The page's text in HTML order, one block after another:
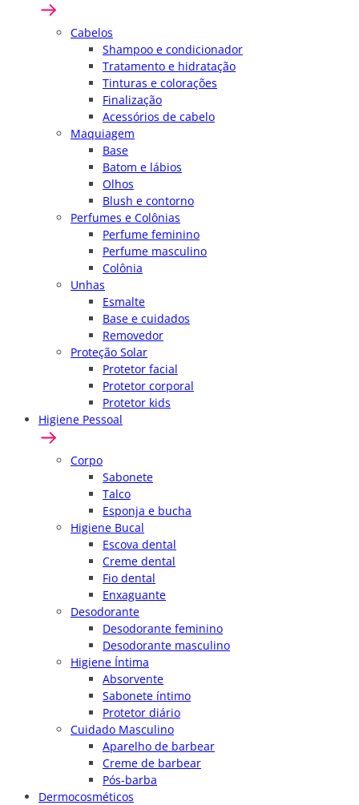
Cabelos
Shampoo e condicionador
Tratamento e hidratação
Tinturas e colorações
Finalização
Acessórios de cabelo
Maquiagem
Base
Batom e lábios
Olhos
Blush e contorno
Perfumes e Colônias
Perfume feminino
Perfume masculino
Colônia
Unhas
Esmalte
Base e cuidados
Removedor
Proteção Solar
Protetor facial
Protetor corporal
Protetor kids
Higiene Pessoal
Corpo
Sabonete
Talco
Esponja e bucha
Higiene Bucal
Escova dental
Creme dental
Fio dental
Enxaguante
Desodorante
Desodorante feminino
Desodorante masculino
Higiene Íntima
Absorvente
Sabonete íntimo
Protetor diário
Cuidado Masculino
Aparelho de barbear
Creme de barbear
Pós-barba
Dermocosméticos